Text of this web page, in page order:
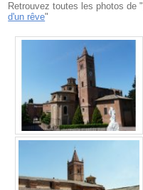
Retrouvez toutes les photos de "
d'un rêve"